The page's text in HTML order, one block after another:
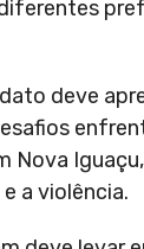
deve
Nova
a violência.